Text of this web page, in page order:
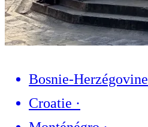
Bosnie-Herzégovine
Croatie ·